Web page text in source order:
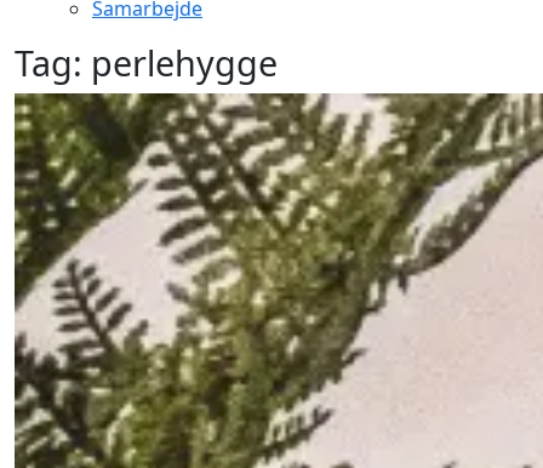
Samarbejde
Tag: perlehygge